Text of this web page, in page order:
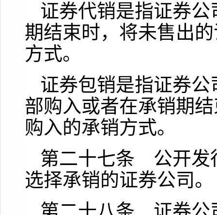
证券代销是指证券
期结束时，将未售出
方式。
证券包销是指证券
部购入或者在承销期
购入的承销方式。
第二十七条 公开发
选择承销的证券公司。